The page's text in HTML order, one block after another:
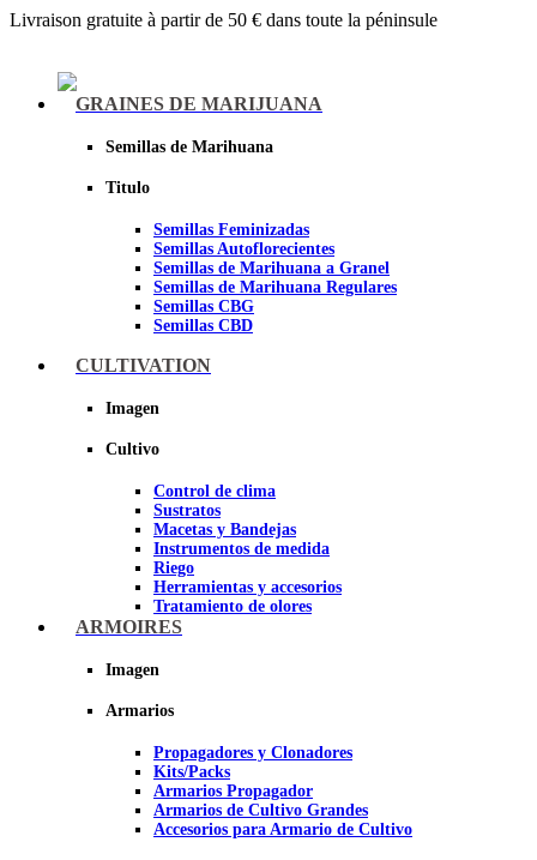
Livraison gratuite à partir de 50 € dans toute la péninsule
GRAINES DE MARIJUANA
Semillas de Marihuana
Titulo
Semillas Feminizadas
Semillas Autoflorecientes
Semillas de Marihuana a Granel
Semillas de Marihuana Regulares
Semillas CBG
Semillas CBD
Sheer seeds
CULTIVATION
Imagen
Cultivo
Control de clima
Sustratos
Macetas y Bandejas
Instrumentos de medida
Riego
Herramientas y accesorios
Tratamiento de olores
Insecticidas y fungicidas
Papel Reflectante para Cultivo de
ARMOIRES
Imagen
Armarios
Propagadores y Clonadores
Kits/Packs
Armarios Propagador
Armarios de Cultivo Grandes
Accesorios para Armario de Cultivo